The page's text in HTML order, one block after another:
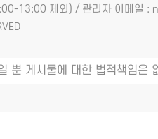
13:00 제외) / 관리자 이메일 :
뿐 게시물에 대한 법적책임은